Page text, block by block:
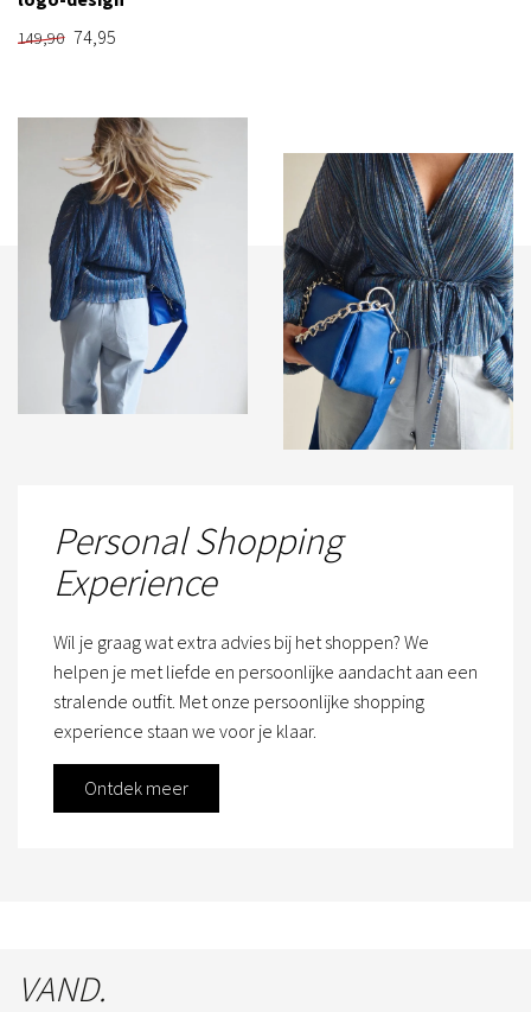
149,90 74,95
Personal Shopping
Experience
Wil je graag wat extra advies bij het shoppen? We
helpen je met liefde en persoonlijke aandacht aan een
stralende outfit. Met onze persoonlijke shopping
experience staan we voor je klaar.
Ontdek meer
VAND.